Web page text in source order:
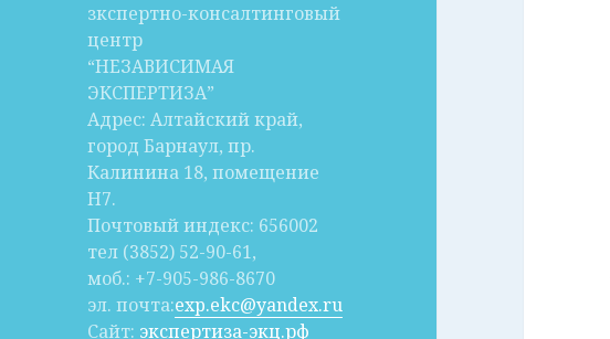
зкспертно-консалтинговый
центр
“НЕЗАВИСИМАЯ
ЭКСПЕРТИЗА”
Адрес: Алтайский край,
город Барнаул, пр.
Калинина 18, помещение
Н7.
Почтовый индекс: 656002
тел (3852) 52-90-61,
моб.: +7-905-986-8670
эл. почта:exp.ekc@yandex.ru
Сайт: экспертиза-экц.рф